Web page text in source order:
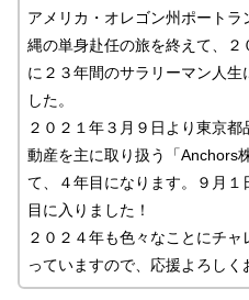
アメリカ・オレゴン州ポートラ
縄の単身赴任の旅を終えて、２
に２３年間のサラリーマン人生
した。
２０２１年３月９日より東京都
動産を主に取り扱う「Anchors
て、４年目になります。９月１
目に入りました！
２０２４年も色々なことにチャ
っていますので、応援よろしく